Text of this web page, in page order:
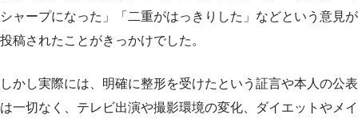
シャープになった」「二重がはっきりした」などという意見が
投稿されたことがきっかけでした。
しかし実際には、明確に整形を受けたという証言や本人の公表
は一切なく、テレビ出演や撮影環境の変化、ダイエットやメイ